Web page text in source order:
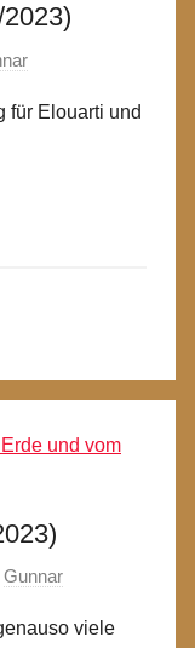
für Elouarti und
Gunnar
viele